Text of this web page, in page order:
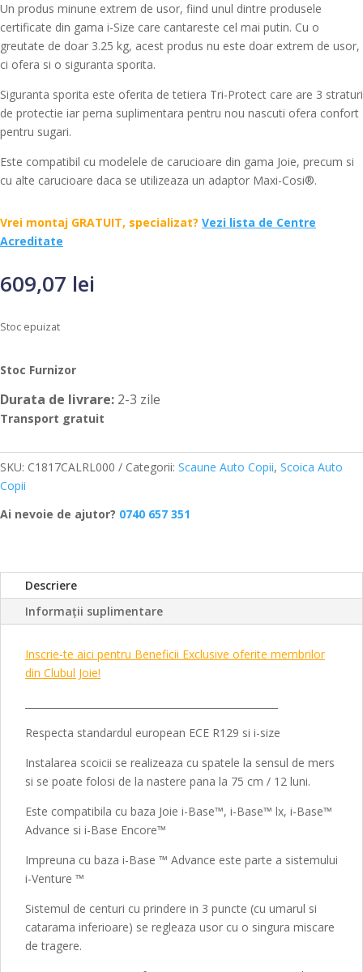
Un produs minune extrem de usor, fiind unul dintre produsele
certificate din gama i-Size care cantareste cel mai putin. Cu o
greutate de doar 3.25 kg, acest produs nu este doar extrem de usor,
ci ofera si o siguranta sporita.
Siguranta sporita este oferita de tetiera Tri-Protect care are 3 straturi
de protectie iar perna suplimentara pentru nou nascuti ofera confort
pentru sugari.
Este compatibil cu modelele de carucioare din gama Joie, precum si
cu alte carucioare daca se utilizeaza un adaptor Maxi-Cosi®.
Vrei montaj GRATUIT, specializat? Vezi lista de Centre
Acreditate
609,07 lei
Stoc epuizat
Stoc Furnizor
Durata de livrare: 2-3 zile
Transport gratuit
SKU: C1817CALRL000 Categorii: Scaune Auto Copii, Scoica Auto
Copii
Ai nevoie de ajutor? 0740 657 351
Descriere
Informații suplimentare
Inscrie-te aici pentru Beneficii Exclusive oferite membrilor
din Clubul Joie!
Respecta standardul european ECE R129 si i-size
Instalarea scoicii se realizeaza cu spatele la sensul de mers
si se poate folosi de la nastere pana la 75 cm / 12 luni.
Este compatibila cu baza Joie i-Base™, i-Base™ lx, i-Base™
Advance si i-Base Encore™
Impreuna cu baza i-Base ™ Advance este parte a sistemului
i-Venture ™
Sistemul de centuri cu prindere in 3 puncte (cu umarul si
catarama inferioare) se regleaza usor cu o singura miscare
de tragere.